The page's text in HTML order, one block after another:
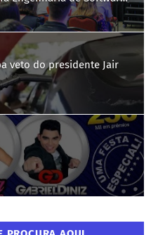
veto do presidente Jair